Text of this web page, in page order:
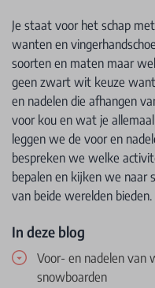
Je staat voor het schap
wanten en
soorten en maten maar
geen zwart wit keuze
en nadelen die afhangen
voor kou en wat je
leggen we de voor en
bespreken we welke
bepalen en kijken we naar
van beide werelden bieden.
In deze blog
Voor- en nadelen van
snowboarden